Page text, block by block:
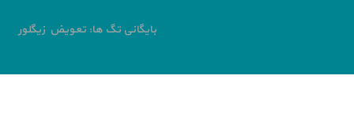
بایگانی تگ ها: تعویض زیگلور